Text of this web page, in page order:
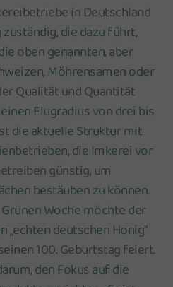
in Deutschland
die dazu führt,
oben genannten, aber
Möhrensamen oder
Qualität und Quantität
Flugradius von drei bis
die aktuelle Struktur mit
die Imkerei vor
günstig, um
bestäuben zu können.
Woche möchte der
deutschen Honig“
100. Geburtstag feiert.
den Fokus auf die